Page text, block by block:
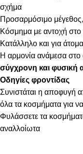
σχήμα
Προσαρμόσιμο
Κόσμημα με αντοχή στο
Κατάλληλο και για
Η αρμονία ανάμεσα στο
σύγχρονη και φυσική
Οδηγίες φροντίδας
Συνιστάται η αποφυγή
όλα τα κοσμήματα για
Φυλάσσετε τα
αναλλοίωτα